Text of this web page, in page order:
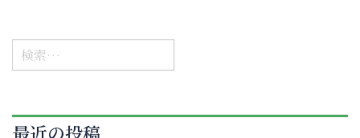
検
索:
最近の投稿